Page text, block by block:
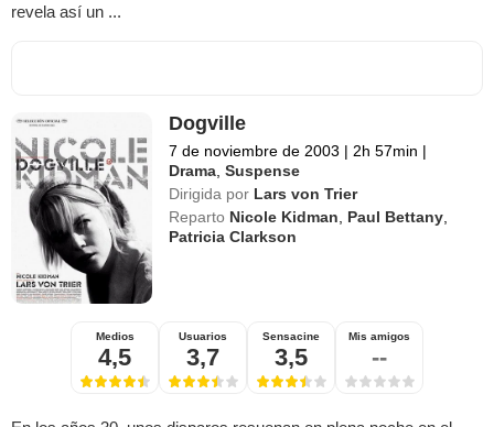
revela así un ...
Dogville
7 de noviembre de 2003 | 2h 57min |
Drama ,Suspense
Dirigida por Lars von Trier
Reparto Nicole Kidman Paul Bettany
Patricia Clarkson
Medios
4,5
Usuarios
3,7
Sensacine
3,5
Mis amigos
--